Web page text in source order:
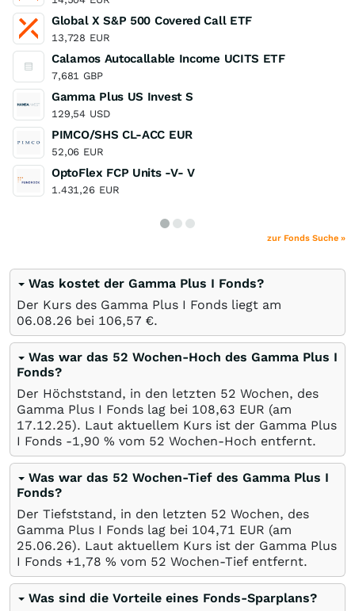
Global X S&P 500 Covered Call ETF
13,728 EUR
Calamos Autocallable Income UCITS ETF
7,681 GBP
Gamma Plus US Invest S
129,54 USD
PIMCO/SHS CL-ACC EUR
52,06 EUR
OptoFlex FCP Units -V- V
1.431,26 EUR
zur Fonds Suche »
Was kostet der Gamma Plus I Fonds?
Der Kurs des Gamma Plus I Fonds liegt am
06.08.26 bei 106,57 €.
Was war das 52 Wochen-Hoch des Gamma Plus I
Fonds?
Der Höchststand, in den letzten 52 Wochen, des
Gamma Plus I Fonds lag bei 108,63 EUR (am
17.12.25). Laut aktuellem Kurs ist der Gamma Plus
I Fonds -1,90 % vom 52 Wochen-Hoch entfernt.
Was war das 52 Wochen-Tief des Gamma Plus I
Fonds?
Der Tiefststand, in den letzten 52 Wochen, des
Gamma Plus I Fonds lag bei 104,71 EUR (am
25.06.26). Laut aktuellem Kurs ist der Gamma Plus
I Fonds +1,78 % vom 52 Wochen-Tief entfernt.
Was sind die Vorteile eines Fonds-Sparplans?